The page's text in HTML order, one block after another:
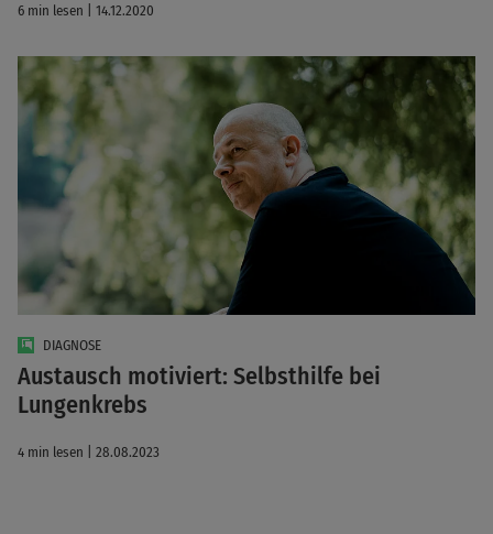
6 min lesen | 14.12.2020
DIAGNOSE
Austausch motiviert: Selbsthilfe bei
Lungenkrebs
4 min lesen | 28.08.2023